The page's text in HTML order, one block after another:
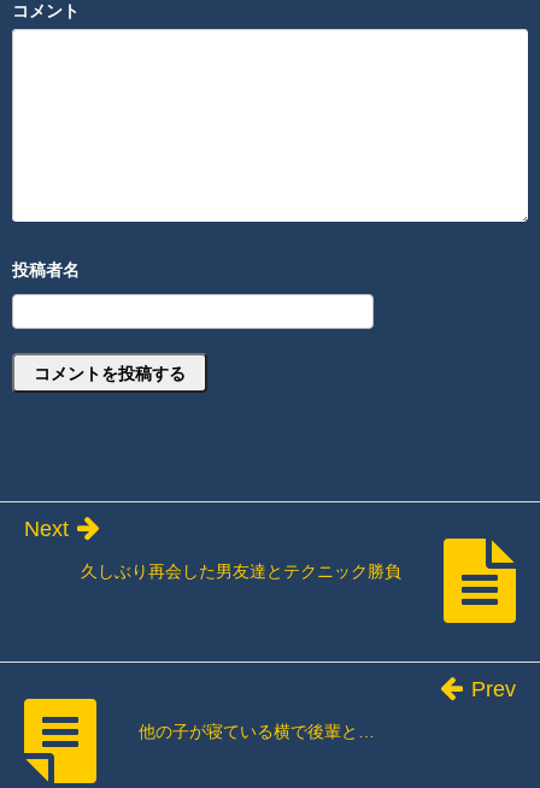
コメント
久しぶり再会した男友達とテクニック勝負
Next
他の子が寝ている横で後輩と…
Prev